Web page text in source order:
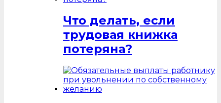
Что делать, если
трудовая книжка
потеряна?